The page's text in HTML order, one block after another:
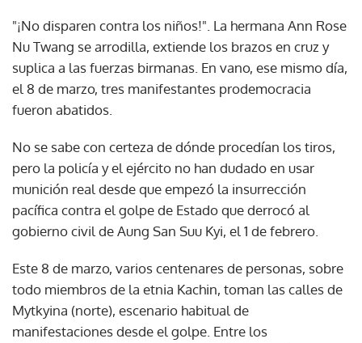
"¡No disparen contra los niños!". La hermana Ann Rose
Nu Twang se arrodilla, extiende los brazos en cruz y
suplica a las fuerzas birmanas. En vano, ese mismo día,
el 8 de marzo, tres manifestantes prodemocracia
fueron abatidos.
No se sabe con certeza de dónde procedían los tiros,
pero la policía y el ejército no han dudado en usar
munición real desde que empezó la insurrección
pacífica contra el golpe de Estado que derrocó al
gobierno civil de Aung San Suu Kyi, el 1 de febrero.
Este 8 de marzo, varios centenares de personas, sobre
todo miembros de la etnia Kachin, toman las calles de
Mytkyina (norte), escenario habitual de
manifestaciones desde el golpe. Entre los